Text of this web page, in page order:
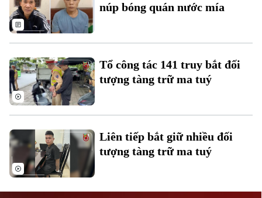
Bản quyền thuộc về Cơ quan Báo và Phát thanh Truyền hình Hà Nội Giấy
phép số: Số 63/GP-TTDT, cấp ngày 10/05/2023
núp bóng quán nước mía
Tổ công tác 141 truy bắt đối
tượng tàng trữ ma tuý
Liên tiếp bắt giữ nhiều đối
tượng tàng trữ ma tuý